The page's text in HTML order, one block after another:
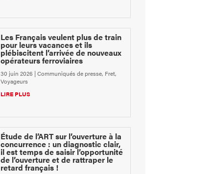
Les Français veulent plus de train
pour leurs vacances et ils
plébiscitent l’arrivée de nouveaux
opérateurs ferroviaires
30 juin 2026 |Communiqués de presse, Fret,
Voyageurs
LIRE PLUS
Étude de l’ART sur l’ouverture à la
concurrence : un diagnostic clair,
il est temps de saisir l’opportunité
de l’ouverture et de rattraper le
retard français !